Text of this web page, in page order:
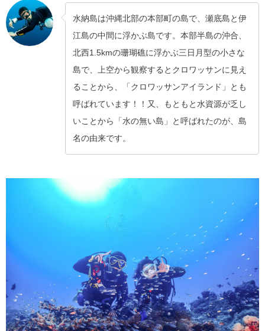
水納島は沖縄北部の本部町の島で、瀬底島と伊
江島の中間に浮かぶ島です。本部半島の沖合、
北西1.5kmの珊瑚礁に浮かぶ三日月型の小さな
島で、上空から観察するとクロワッサンに見え
ることから、「クロワッサンアイランド」とも
呼ばれています！！又、もともと水資源が乏し
いことから「水の無い島」と呼ばれたのが、島
名の由来です。